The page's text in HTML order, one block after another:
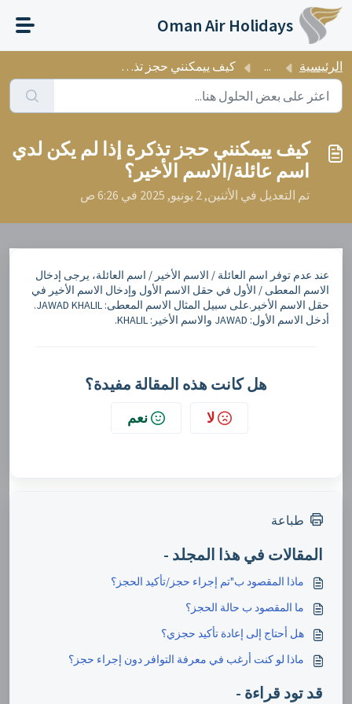
التخطّي إلى المحتوى الرئيسي
Oman Air Holidays
الرئيسية ... كيف ييمكنني حجز تذكرة إذا لم يكن لدي اسم عائلة/الاسم الأخير؟
كيف ييمكنني حجز تذكرة إذا لم يكن لدي
اسم عائلة/الاسم الأخير؟
تم التعديل في الأثنين, 2 يونيو, 2025 في 6:26 ص
عند عدم توفر اسم العائلة / الاسم الأخير / اسم العائلة، يرجى إدخال
الاسم المعطى / الأول في حقل الاسم الأول وإدخال الاسم الأخير في
حقل الاسم الأخير.على سبيل المثال الاسم المعطى: JAWAD KHALIL.
أدخل الاسم الأول: JAWAD والاسم الأخير: KHALIL.
هل كانت هذه المقالة مفيدة؟
لا نعم
طباعة
المقالات في هذا المجلد -
ماذا المقصود ب"تم إجراء حجز/تأكيد الحجز؟
ما المقصود ب حالة الحجز؟
هل أحتاج إلى إعادة تأكيد حجزي؟
ماذا لو كنت أرغب في معرفة التوافر دون إجراء حجز؟
قد تود قراءة -